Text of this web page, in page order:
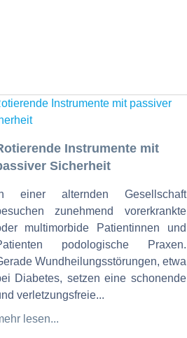
Instrumente mit
Sicherheit
einer alternden Gesellschaft
zunehmend vorerkrankte
multimorbide Patientinnen und
podologische Praxen.
Wundheilungsstörungen, etwa
Diabetes, setzen eine schonende
verletzungsfreie...
lesen...